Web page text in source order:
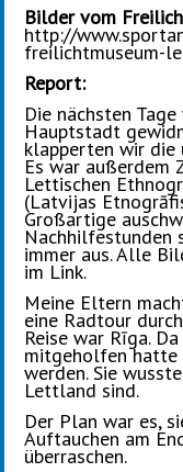
Bilder vom
http://
freilichtmuseum-
Report:
Die nächsten
Hauptstadt
klapperten wir die
Es war außerdem
Lettischen
(Latvijas
Großartige
Nachhilfestunden
immer aus. Alle
im Link.
Meine Eltern
eine Radtour
Reise war Rīga.
mitgeholfen hatte
werden. Sie
Lettland sind.
Der Plan war es,
Auftauchen am
überraschen.